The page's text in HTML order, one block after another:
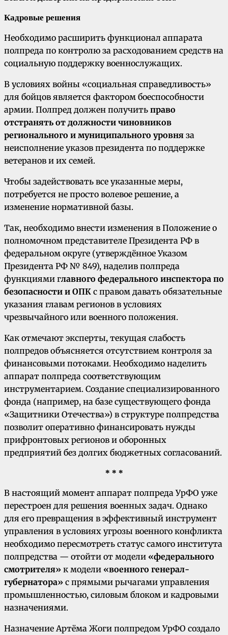
Кадровые решения
Необходимо расширить функционал аппарата
полпреда по контролю за расходованием средств на
социальную поддержку военнослужащих.
В условиях войны «социальная справедливость»
для бойцов является фактором боеспособности
армии. Полпред должен получить право
отстранять от должности чиновников
регионального и муниципального уровня за
неисполнение указов президента по поддержке
ветеранов и их семей.
Чтобы задействовать все указанные меры,
потребуется не просто волевое решение, а
изменение нормативной базы.
Так, необходимо внести изменения в Положение о
полномочном представителе Президента РФ в
федеральном округе (утверждённое Указом
Президента РФ № 849), наделив полпреда
функциями главного федерального инспектора по
безопасности и ОПК с правом давать обязательные
указания главам регионов в условиях
чрезвычайного или военного положения.
Как отмечают эксперты, текущая слабость
полпредов объясняется отсутствием контроля за
финансовыми потоками. Необходимо наделить
аппарат полпреда соответствующим
инструментарием. Создание специализированного
фонда (например, на базе существующего фонда
«Защитники Отечества») в структуре полпредства
позволит оперативно финансировать нужды
прифронтовых регионов и оборонных
предприятий без долгих бюджетных согласований.
* * *
В настоящий момент аппарат полпреда УрФО уже
перестроен для решения военных задач. Однако
для его превращения в эффективный инструмент
управления в условиях угрозы военного конфликта
необходимо пересмотреть статус самого института
полпредства — отойти от модели «федерального
смотрителя» к модели «военного генерал-
губернатора» с прямыми рычагами управления
промышленностью, силовым блоком и кадровыми
назначениями.
Назначение Артёма Жоги полпредом УрФО создало